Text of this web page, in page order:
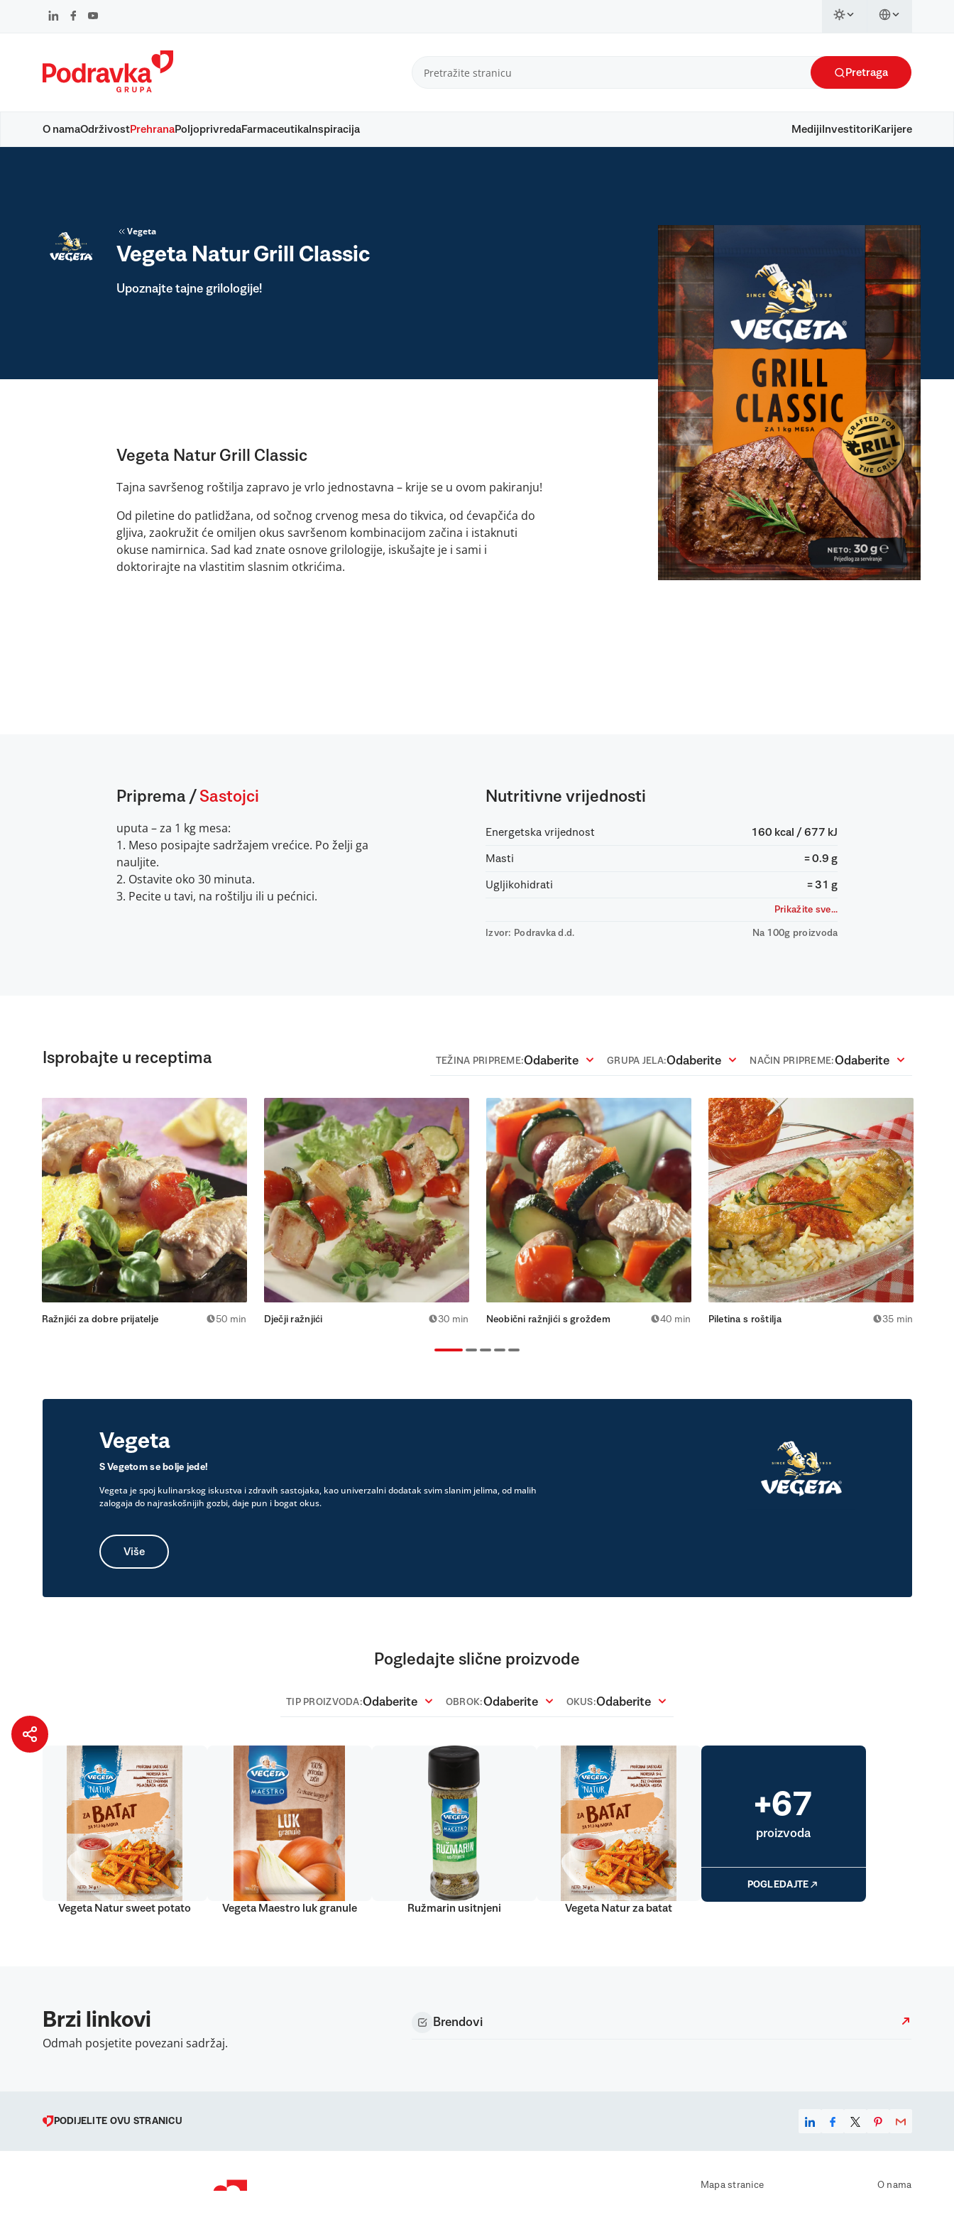
Pretraga
O namaOdrživostPrehranaPoljoprivredaFarmaceutikaInspiracija Mediji Investitori Karijere
Vegeta
Vegeta Natur Grill Classic
Upoznajte tajne grilologije!
Vegeta Natur Grill Classic
Tajna savršenog roštilja zapravo je vrlo jednostavna – krije se u ovom pakiranju!
Od piletine do patlidžana, od sočnog crvenog mesa do tikvica, od ćevapčića do
gljiva, zaokružit će omiljen okus savršenom kombinacijom začina i istaknuti
okuse namirnica. Sad kad znate osnove grilologije, iskušajte je i sami i
doktorirajte na vlastitim slasnim otkrićima.
Priprema / Sastojci
uputa – za 1 kg mesa:
1. Meso posipajte sadržajem vrećice. Po želji ga
nauljite.
2. Ostavite oko 30 minuta.
3. Pecite u tavi, na roštilju ili u pećnici.
Nutritivne vrijednosti
Energetska vrijednost 160 kcal / 677 kJ
Masti = 0.9 g
Ugljikohidrati = 31 g
Prikažite sve...
Izvor: Podravka d.d. Na 100g proizvoda
Isprobajte u receptima TEŽINA PRIPREME:Odaberite GRUPA JELA:Odaberite NAČIN PRIPREME:Odaberite
Ražnjići za dobre prijatelje 50 min Dječji ražnjići 30 min Neobični ražnjići s grožđem 40 min Piletina s roštilja 35 min
Vegeta
S Vegetom se bolje jede!
Vegeta je spoj kulinarskog iskustva i zdravih sastojaka, kao univerzalni dodatak svim slanim jelima, od malih
zalogaja do najraskošnijih gozbi, daje pun i bogat okus.
Više
Pogledajte slične proizvode
TIP PROIZVODA:Odaberite OBROK:Odaberite OKUS:Odaberite
Vegeta Natur sweet potato Vegeta Maestro luk granule Ružmarin usitnjeni Vegeta Natur za batat
+67
proizvoda
POGLEDAJTE
Brzi linkovi
Odmah posjetite povezani sadržaj.
Brendovi
PODIJELITE OVU STRANICU
Mapa stranice
O nama